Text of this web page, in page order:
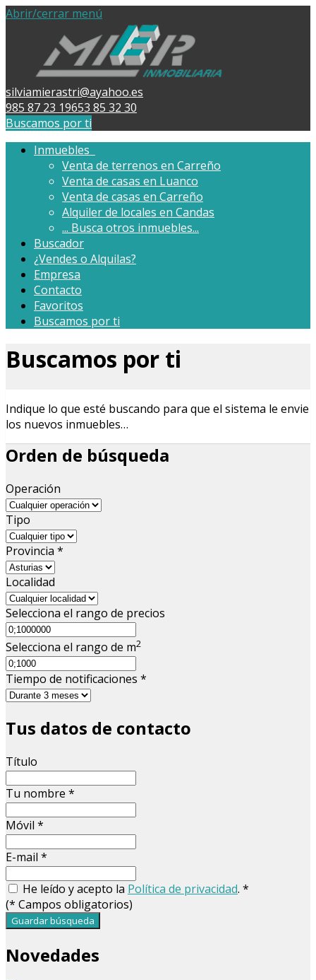
Abrir/cerrar menú
silviamierastri@ayahoo.es
985 87 23 19653 85 32 30
Buscamos por ti
Inmuebles
Venta de terrenos en Carreño
Venta de casas en Luanco
Venta de casas en Carreño
Alquiler de locales en Candas
... Busca otros inmuebles...
Buscador
¿Vendes o Alquilas?
Empresa
Contacto
Favoritos
Buscamos por ti
Buscamos por ti
Indique lo que esté buscando para que el sistema le envie
los nuevos inmuebles…
Orden de búsqueda
Operación
Tipo
Provincia *
Localidad
Selecciona el rango de precios
Selecciona el rango de m2
Tiempo de notificaciones *
Tus datos de contacto
Título
Tu nombre *
Móvil *
E-mail *
He leído y acepto la Política de privacidad. *
(* Campos obligatorios)
Guardar búsqueda
Novedades